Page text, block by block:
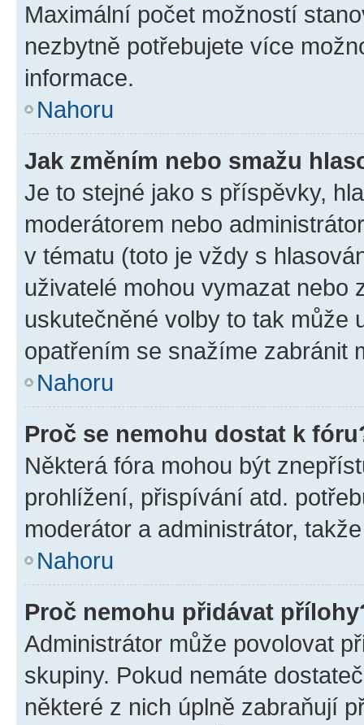
Maximální počet možností
nezbytně potřebujete více
informace.
Nahoru
Jak změním nebo smažu
Je to stejné jako s příspěvky,
moderátorem nebo
v tématu (toto je vždy s
uživatelé mohou vymazat nebo
uskutečněné volby to tak může
opatřením se snažíme zabránit
Nahoru
Proč se nemohu dostat k
Některá fóra mohou být
prohlížení, přispívání atd.
moderátor a administrátor,
Nahoru
Proč nemohu přidávat
Administrátor může povolovat
skupiny. Pokud nemáte
některé z nich úplně zabraňují